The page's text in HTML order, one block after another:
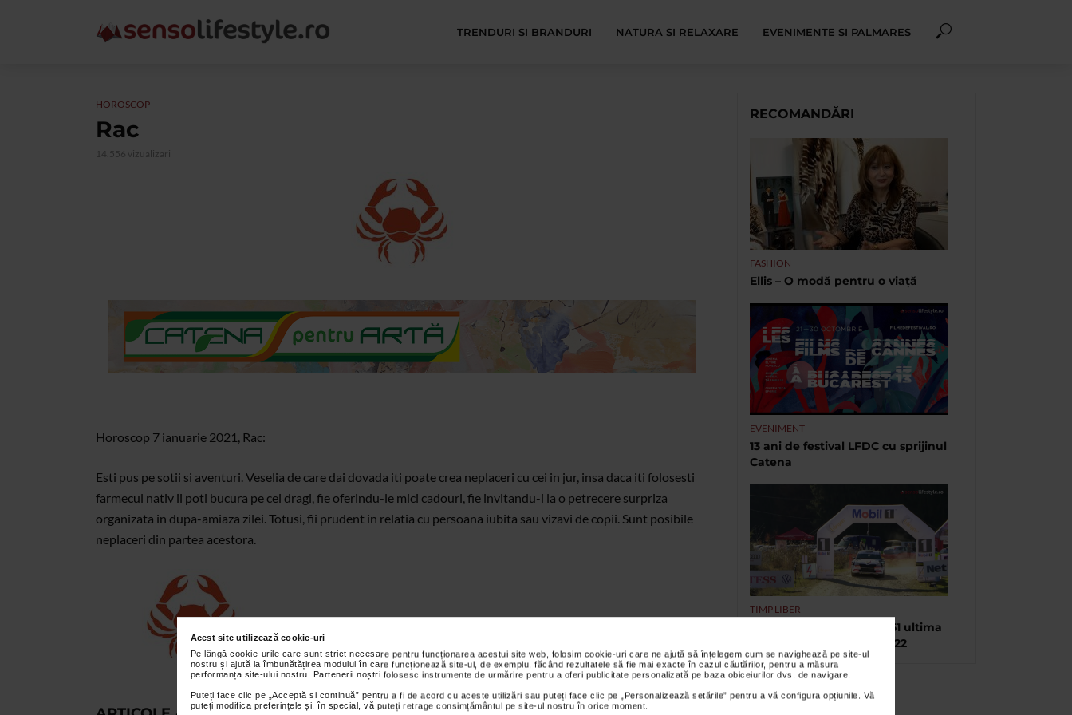
Acest site utilizează cookie-uri
Pe lângă cookie-urile care sunt strict necesare pentru funcționarea acestui site web, folosim cookie-uri care ne ajută să înțelegem cum se navighează pe site-ul
nostru și ajută la îmbunătățirea modului în care funcționează site-ul, de exemplu, făcând rezultatele să fie mai exacte în cazul căutărilor, pentru a măsura
performanța site-ului nostru. Partenerii noștri folosesc instrumente de urmărire pentru a oferi publicitate personalizată pe baza obiceiurilor dvs. de navigare.
Puteți face clic pe „Acceptă si continuă” pentru a fi de acord cu aceste utilizări sau puteți face clic pe „Personalizează setările” pentru a vă configura opțiunile. Vă
puteți modifica preferințele și, în special, vă puteți retrage consimțământul pe site-ul nostru în orice moment.
TRENDURI SI BRANDURI NATURA SI RELAXARE EVENIMENTE SI PALMARES
HOROSCOP
Rac
14.556 vizualizari
Horoscop 7 ianuarie 2021, Rac:
Esti pus pe sotii si aventuri. Veselia de care dai dovada iti poate crea neplaceri cu cei in jur, insa daca iti folosesti
farmecul nativ ii poti bucura pe cei dragi, fie oferindu-le mici cadouri, fie invitandu-i la o petrecere surpriza
organizata in dupa-amiaza zilei. Totusi, fii prudent in relatia cu persoana iubita sau vizavi de copii. Sunt posibile
neplaceri din partea acestora.
RECOMANDĂRI
FASHION
Ellis – O modă pentru o viață
EVENIMENT
13 ani de festival LFDC cu sprijinul
Catena
TIMP LIBER
Raliul Brașovului, ediția 51 ultima
etapă a C.N.de Raliuri 2022